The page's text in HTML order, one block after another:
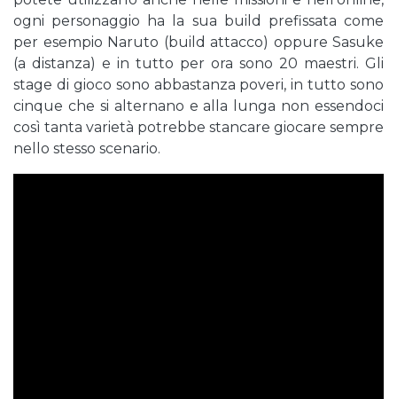
ogni personaggio ha la sua build prefissata come
per esempio Naruto (build attacco) oppure Sasuke
(a distanza) e in tutto per ora sono 20 maestri. Gli
stage di gioco sono abbastanza poveri, in tutto sono
cinque che si alternano e alla lunga non essendoci
così tanta varietà potrebbe stancare giocare sempre
nello stesso scenario.